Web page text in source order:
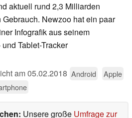
aktuell rund 2,3 Milliarden
Newzoo hat ein paar
Infografik aus seinem
Tablet-Tracker
am05.02.2018 Android
Apple
Unsere große Umfrage zur